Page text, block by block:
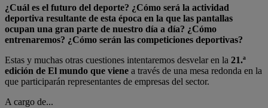
¿Cuál es el futuro del deporte? ¿Cómo será la actividad
deportiva resultante de esta época en la que las pantallas
ocupan una gran parte de nuestro día a día? ¿Cómo
entrenaremos? ¿Cómo serán las competiciones deportivas?
Estas y muchas otras cuestiones intentaremos desvelar en la 21.ª
edición de El mundo que viene a través de una mesa redonda en la
que participarán representantes de empresas del sector.
A cargo de...